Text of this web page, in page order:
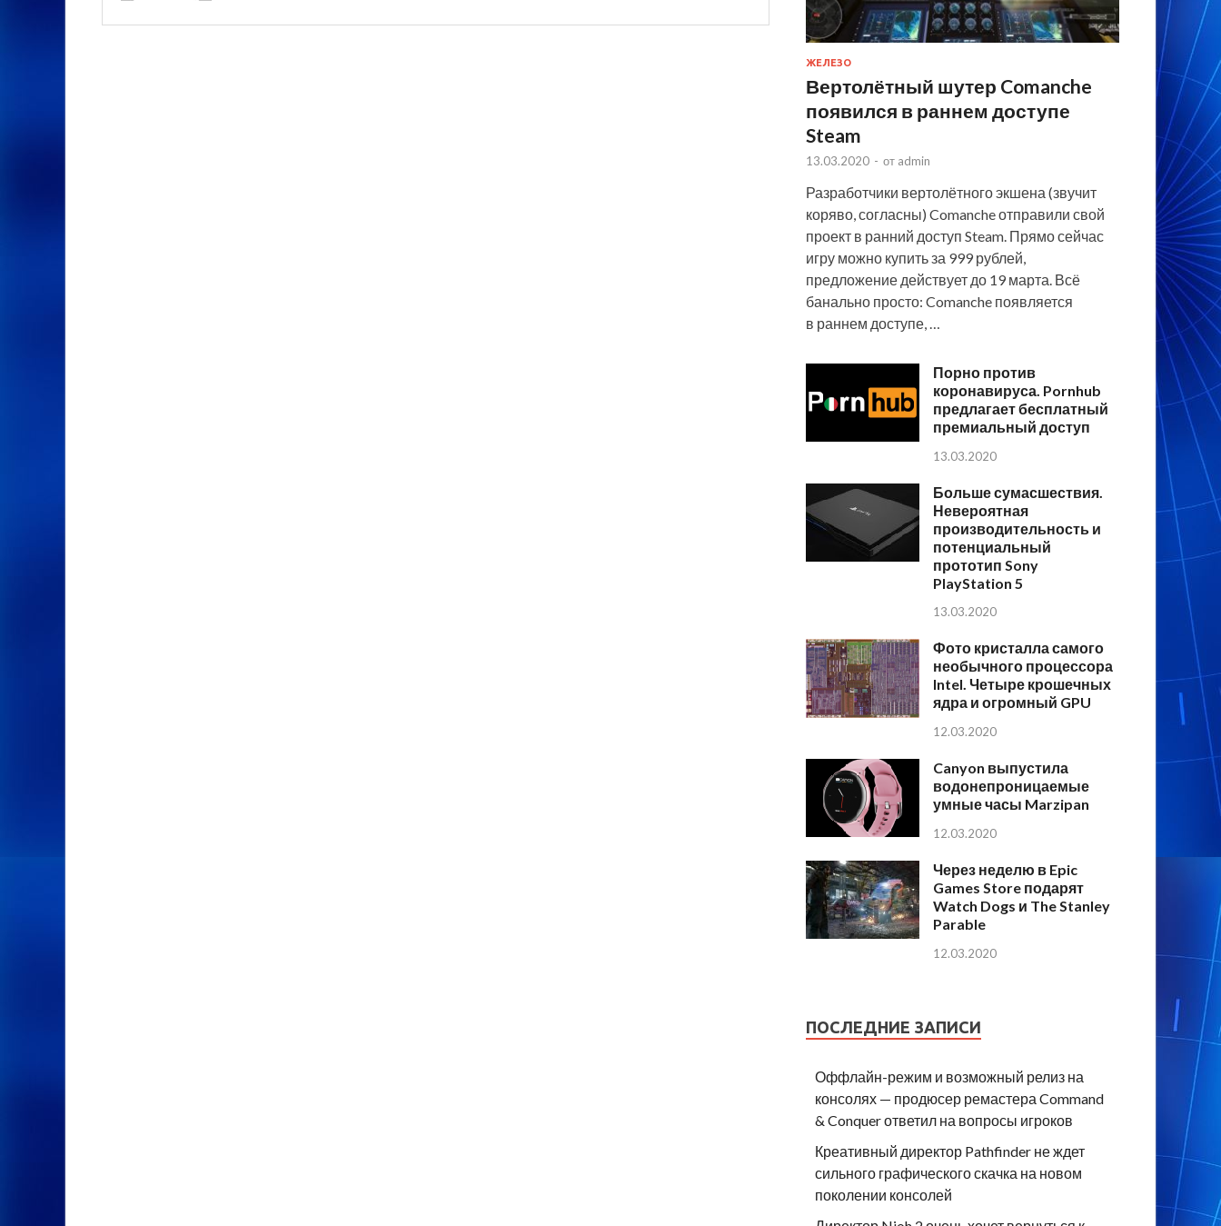
ЖЕЛЕЗО
Вертолётный шутер Comanche
появился в раннем доступе
Steam
13.03.2020 - от admin
Разработчики вертолётного экшена (звучит
коряво, согласны) Comanche отправили свой
проект в ранний доступ Steam. Прямо сейчас
игру можно купить за 999 рублей,
предложение действует до 19 марта. Всё
банально просто: Comanche появляется
в раннем доступе, …
Порно против
коронавируса. Pornhub
предлагает бесплатный
премиальный доступ
13.03.2020
Больше сумасшествия.
Невероятная
производительность и
потенциальный
прототип Sony
PlayStation 5
13.03.2020
Фото кристалла самого
необычного процессора
Intel. Четыре крошечных
ядра и огромный GPU
12.03.2020
Canyon выпустила
водонепроницаемые
умные часы Marzipan
12.03.2020
Через неделю в Epic
Games Store подарят
Watch Dogs и The Stanley
Parable
12.03.2020
ПОСЛЕДНИЕ ЗАПИСИ
Оффлайн-режим и возможный релиз на
консолях — продюсер ремастера Command
& Conquer ответил на вопросы игроков
Креативный директор Pathfinder не ждет
сильного графического скачка на новом
поколении консолей